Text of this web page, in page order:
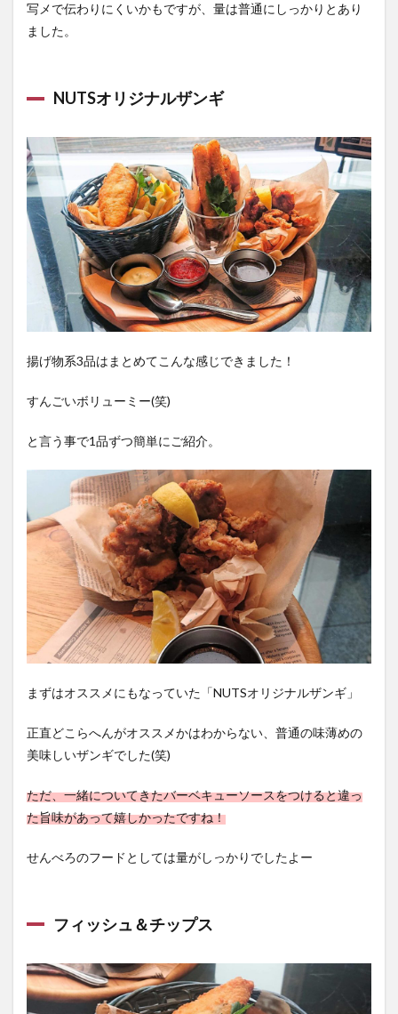
写メで伝わりにくいかもですが、量は普通にしっかりとあり
ました。
NUTSオリジナルザンギ
揚げ物系3品はまとめてこんな感じできました！
すんごいボリューミー(笑)
と言う事で1品ずつ簡単にご紹介。
まずはオススメにもなっていた「NUTSオリジナルザンギ」
正直どこらへんがオススメかはわからない、普通の味薄めの
美味しいザンギでした(笑)
ただ、一緒についてきたバーベキューソースをつけると違っ
た旨味があって嬉しかったですね！
せんべろのフードとしては量がしっかりでしたよー
フィッシュ＆チップス